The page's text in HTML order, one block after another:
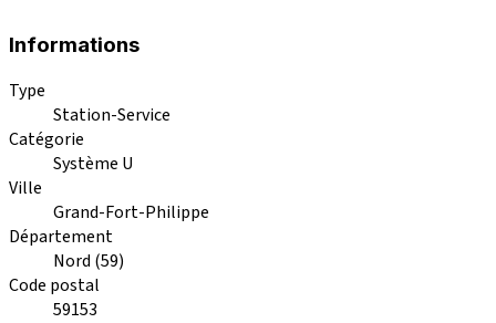
Informations
Type
Station-Service
Catégorie
Système U
Ville
Grand-Fort-Philippe
Département
Nord (59)
Code postal
59153